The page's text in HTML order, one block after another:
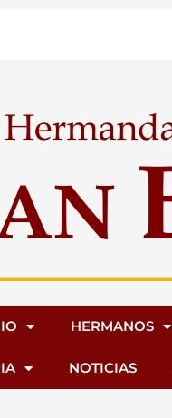
HERMANOS
NOTICIAS